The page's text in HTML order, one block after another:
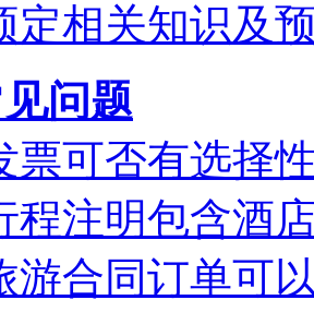
定相关知识及
问题
票可否有选择
程注明包含酒
游合同订单可